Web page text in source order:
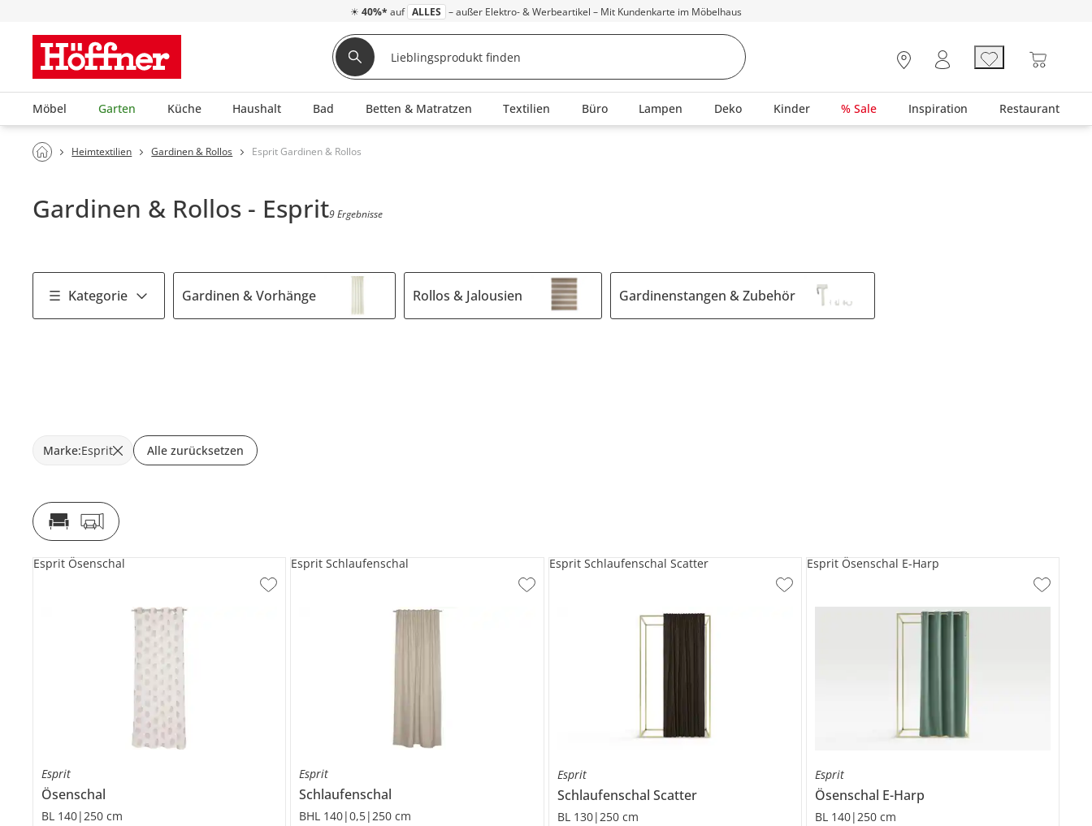
☀ 40%* auf ALLES – außer Elektro- & Werbeartikel – Mit Kundenkarte im Möbelhaus
Möbel Garten Küche Haushalt Bad Betten & Matratzen Textilien Büro Lampen Deko Kinder % Sale Inspiration Restaurant
Heimtextilien Gardinen & Rollos Esprit Gardinen & Rollos
Gardinen & Rollos - Esprit9 Ergebnisse
Kategorie Gardinen & Vorhänge Rollos & Jalousien Gardinenstangen & Zubehör
Marke:Esprit Alle zurücksetzen
Esprit
Ösenschal
BL 140|250 cm
Esprit Ösenschal
Esprit
Schlaufenschal
BHL 140|0,5|250 cm
Esprit Schlaufenschal
Esprit
Schlaufenschal Scatter
BL 130|250 cm
Esprit Schlaufenschal Scatter
Esprit
Ösenschal E-Harp
BL 140|250 cm
Esprit Ösenschal E-Harp